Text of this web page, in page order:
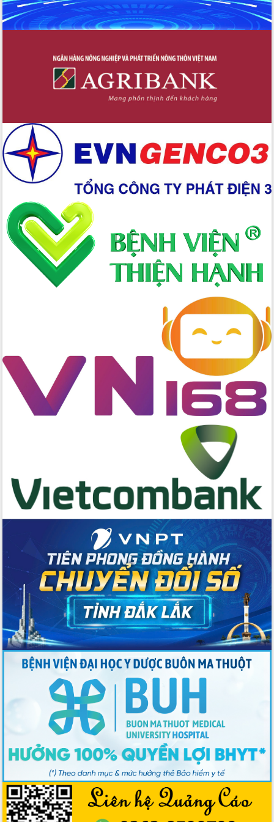
Ứng dụng sinh trắc học - Bước tiến
trong hành trình chuyển đổi số tại Đắk
Đắk Lắk nâng cao hiệu quả công tác
Đảng từ Sổ tay đảng viên điện tử
Đắk Lắk đẩy mạnh nuôi biển công
nghệ, hướng tới phát triển thủy sản
Tập huấn nâng cao năng lực triển khai
chuyển đổi số cho cán bộ, công chức
cấp xã
Đắk Lắk phát động hưởng ứng Ngày
Quyền của người tiêu dùng Việt Nam
2026
Đẩy mạnh cải cách hành chính, quyết
tâm đạt được mục tiêu tăng trưởng
hai con số trong năm 2026
Tổ chức trang trọng Lễ hội Đền thờ
Lương Văn Chánh năm 2026
Phó Bí thư Tỉnh ủy Đắk Lắk Đỗ Hữu
Huy giữ chức Bí thư Đảng ủy Ủy Ban
Đánh giá, rút kinh nghiệm công tác tổ
chức diễn tập trước ngày bầu cử
Chương trình “Gặp gỡ hữu nghị –
Friendship Meeting New Year 2026”
Bầu cử Quốc hội và HĐND: Cử tri Đắk
khóa XVI và HĐND các cấp nhiệm kỳ
2026-2031
Đảm bảo cuộc bầu cử đại biểu Quốc
hội và đại biểu HĐND các cấp diễn ra
an toàn, hiệu quả, đúng quy định
Thủ tướng Chính phủ Phạm Minh Chính
kiểm tra, chỉ đạo hoàn thành các dự
án cao tốc và thăm khu tái định cư tại
Đắk Lắk
Sôi nổi Hội đua ngựa truyền thống Gò
Thì Thùng mừng Xuân Bính Ngọ 2026
Lãnh đạo tỉnh dâng hương tưởng niệm
tại Đập Đồng Cam đầu Xuân Bính Ngọ
Ngành nông nghiệp phấn đấu tăng
trưởng đạt 5,86% trong năm 2026
UBND tỉnh Đắk Lắk triển khai công tác
quốc phòng, quân sự địa phương năm
Đắk Lắk tập trung toàn lực khắc phục
tồn tại IUU, sẵn sàng làm việc với
Đoàn thanh tra EC
Chủ tịch UBND tỉnh Tạ Anh Tuấn thăm,
chúc mừng các bệnh viện nhân Ngày
Thầy thuốc Việt Nam
Rộn ràng lễ hội truyền thống Sông
nước Đà Nông lần thứ I năm 2026